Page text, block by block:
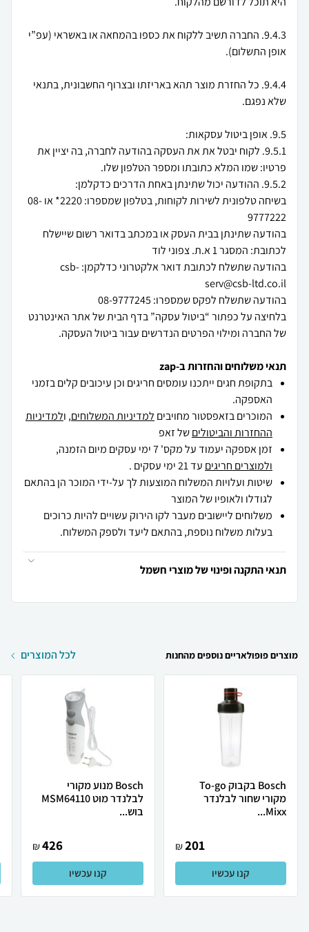
9.4.3. החברה תשיב ללקוח את כספו בהמחאה או באשראי (עפ”י
9.4.4. כל החזרת מוצר תהא באריזתו ובצרוף החשבונית, בתנאי
9.5.1. לקוח יבטל את את העסקה בהודעה לחברה, בה יציין את
בשיחה טלפונית לשירות לקוחות, בטלפון שמספרו: 2220* או 08-
בהודעה שתינתן בבית העסק או במכתב בדואר רשום שיישלח
בהודעה שתשלח לכתובת דואר אלקטרוני כדלקמן: csb-
בלחיצה על כפתור “ביטול עסקה” בדף הבית של אתר האינטרנט
של החברה ומילוי הפרטים הנדרשים עבור ביטול העסקה.
תנאי משלוחים והחזרות ב-zap
בתקופת חגים ייתכנו עומסים חריגים וכן עיכובים קלים בזמני
האספקה.
המוכרים בזאפסטור מחויבים למדיניות המשלוחים, ולמדיניות
ההחזרות והביטוליםשל זאפ
זמן אספקה יעמוד על מקס' 7 ימי עסקים מיום הזמנה,
ולמוצרים חריגים עד 21 ימי עסקים .
שיטות ועלויות המשלוח המוצעות לך על-ידי המוכר הן בהתאם
לגודלו ולאופיו של המוצר
משלוחים ליישובים מעבר לקו הירוק עשויים להיות כרוכים
בעלות משלוח נוספת, בהתאם ליעד ולספק המשלוח.
תנאי התקנה ופינוי של מוצרי חשמל
מוצרים פופולאריים נוספים מהחנות לכל המוצרים
Bosch בקבוק To-go
מקורי שחור לבלנדר
Mixx...
201
₪
קנו עכשיו
Bosch מנוע מקורי
לבלנדר מוט MSM64110
בוש...
426
₪
קנו עכשיו